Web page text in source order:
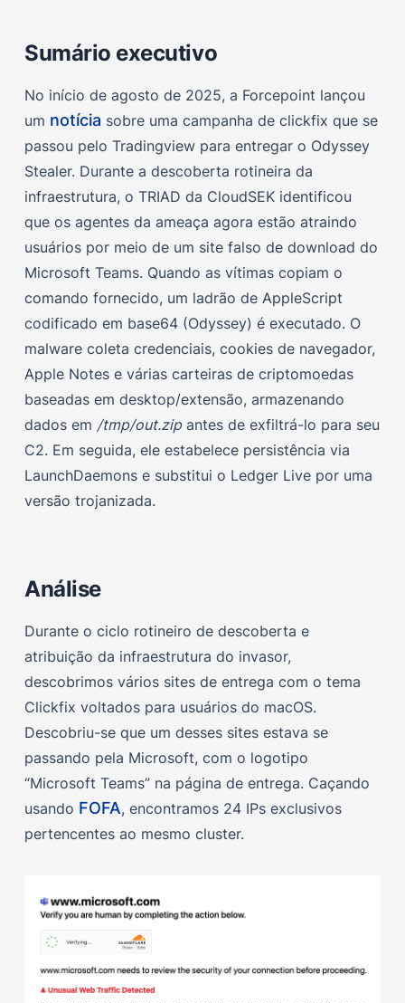
Área de transferência - agente de usuário do macOS
1) Execução
2) Descoberta
3) Acesso à credencial, escalonamento de privilégios
4) Coleção
5) Preparação do Exfil
6) Exfiltração, C2
7) Persistência, Evasão de Defesa, C2
Indicadores de compromisso
Impacto
Mitigações
Regra de Yara
Referências
Sumário executivo
No início de agosto de 2025, a Forcepoint lançou
um notícia sobre uma campanha de clickfix que se
passou pelo Tradingview para entregar o Odyssey
Stealer. Durante a descoberta rotineira da
infraestrutura, o TRIAD da CloudSEK identificou
que os agentes da ameaça agora estão atraindo
usuários por meio de um site falso de download do
Microsoft Teams. Quando as vítimas copiam o
comando fornecido, um ladrão de AppleScript
codificado em base64 (Odyssey) é executado. O
malware coleta credenciais, cookies de navegador,
Apple Notes e várias carteiras de criptomoedas
baseadas em desktop/extensão, armazenando
dados em /tmp/out.zipantes de exfiltrá-lo para seu
C2. Em seguida, ele estabelece persistência via
LaunchDaemons e substitui o Ledger Live por uma
versão trojanizada.
Análise
Durante o ciclo rotineiro de descoberta e
atribuição da infraestrutura do invasor,
descobrimos vários sites de entrega com o tema
Clickfix voltados para usuários do macOS.
Descobriu-se que um desses sites estava se
passando pela Microsoft, com o logotipo
“Microsoft Teams” na página de entrega. Caçando
usando FOFA, encontramos 24 IPs exclusivos
pertencentes ao mesmo cluster.